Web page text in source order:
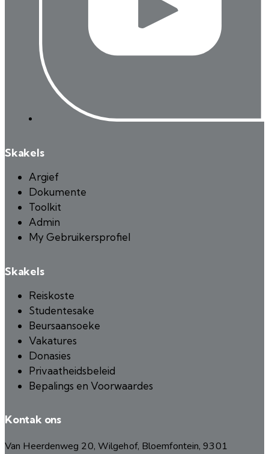
Skakels
Argief
Dokumente
Toolkit
Admin
My Gebruikersprofiel
Skakels
Reiskoste
Studentesake
Beursaansoeke
Vakatures
Donasies
Privaatheidsbeleid
Bepalings en Voorwaardes
Kontak ons
Van Heerdenweg 20, Wilgehof, Bloemfontein, 9301